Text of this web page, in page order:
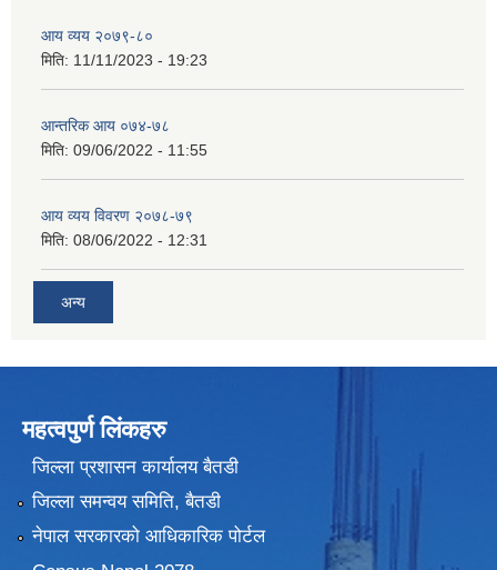
आय व्यय २०७९-८०
मिति: 11/11/2023 - 19:23
आन्तरिक आय ०७४-७८
मिति: 09/06/2022 - 11:55
आय व्यय विवरण २०७८-७९
मिति: 08/06/2022 - 12:31
अन्य
महत्वपुर्ण लिंकहरु
जिल्ला प्रशासन कार्यालय बैतडी
जिल्ला समन्वय समिति, बैतडी
नेपाल सरकारको आधिकारिक पोर्टल